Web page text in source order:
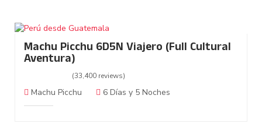
Machu Picchu 6D5N Viajero (Full Cultural
Aventura)
(33,400 reviews)
Machu Picchu 6 Días y 5 Noches